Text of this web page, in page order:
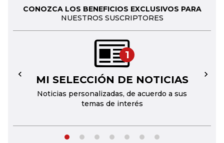
CONOZCA LOS BENEFICIOS EXCLUSIVOS PARA
NUESTROS SUSCRIPTORES
1
MI SELECCIÓN DE NOTICIAS
Noticias personalizadas, de acuerdo a sus
temas de interés
← →